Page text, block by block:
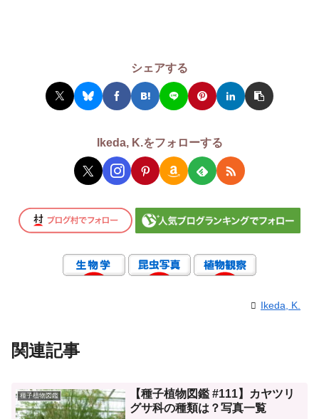
シェアする
Ikeda, K.をフォローする
Ikeda, K.
関連記事
種子植物図鑑
【種子植物図鑑 #111】カヤツリ
グサ科の種類は？写真一覧